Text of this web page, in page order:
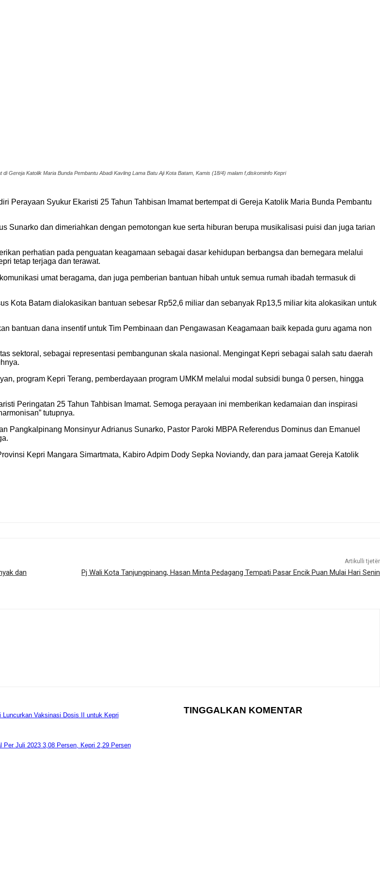
Katolik Maria Bunda Pembantu Abadi Kavling Lama Batu Aji Kota Batam, Kamis (18/4) malam f,diskominfo Kepri
Perayaan Syukur Ekaristi 25 Tahun Tahbisan Imamat bertempat di Gereja Katolik Maria Bunda Pembantu
Sunarko dan dimeriahkan dengan pemotongan kue serta hiburan berupa musikalisasi puisi dan juga tarian
perhatian pada penguatan keagamaan sebagai dasar kehidupan berbangsa dan bernegara melalui
tetap terjaga dan terawat.
umat beragama, dan juga pemberian bantuan hibah untuk semua rumah ibadah termasuk di
Kota Batam dialokasikan bantuan sebesar Rp52,6 miliar dan sebanyak Rp13,5 miliar kita alokasikan untuk
bantuan dana insentif untuk Tim Pembinaan dan Pengawasan Keagamaan baik kepada guru agama non
sektoral, sebagai representasi pembangunan skala nasional. Mengingat Kepri sebagai salah satu daerah
program Kepri Terang, pemberdayaan program UMKM melalui modal subsidi bunga 0 persen, hingga
Peringatan 25 Tahun Tahbisan Imamat. Semoga perayaan ini memberikan kedamaian dan inspirasi
tutupnya.
Pangkalpinang Monsinyur Adrianus Sunarko, Pastor Paroki MBPA Referendus Dominus dan Emanuel
Kepri Mangara Simartmata, Kabiro Adpim Dody Sepka Noviandy, dan para jamaat Gereja Katolik
dan
Artikulli tjetër
Pj Wali Kota Tanjungpinang, Hasan Minta Pedagang Tempati Pasar Encik Puan Mulai Hari Senin
Luncurkan Vaksinasi Dosis II untuk Kepri
Per Juli 2023 3,08 Persen, Kepri 2,29 Persen
TINGGALKAN KOMENTAR